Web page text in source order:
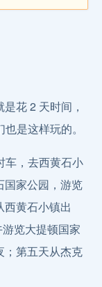
花 2 天时间，
是这样玩的。
车，去西黄石小
国家公园，游览
黄石小镇出
览大提顿国家
；第五天从杰克